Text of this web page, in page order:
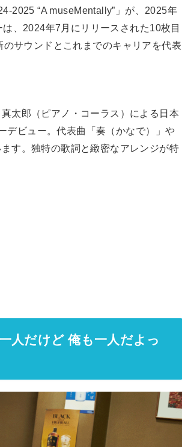
2025 “A museMentally”」が、2025年
、2024年7月にリリースされた10枚目
サウンドとこれまでのキャリアを代表
太郎（ピアノ・コーラス）による日本
デビュー。代表曲「奏（かなで）」や
す。独特の歌詞と緻密なアレンジが特
人だけど 俺も一人だよっ